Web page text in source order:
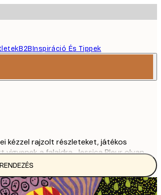
B2BInspiráció És Tippek
kézzel rajzolt részleteket, játékos
a falaidra. Jessica Pleur olyan